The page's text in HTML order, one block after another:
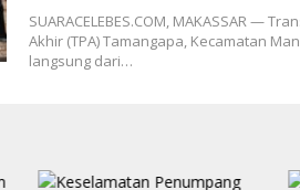
SUARACELEBES.COM, MAKASSAR —
Akhir (TPA) Tamangapa, Kecamatan
langsung dari…